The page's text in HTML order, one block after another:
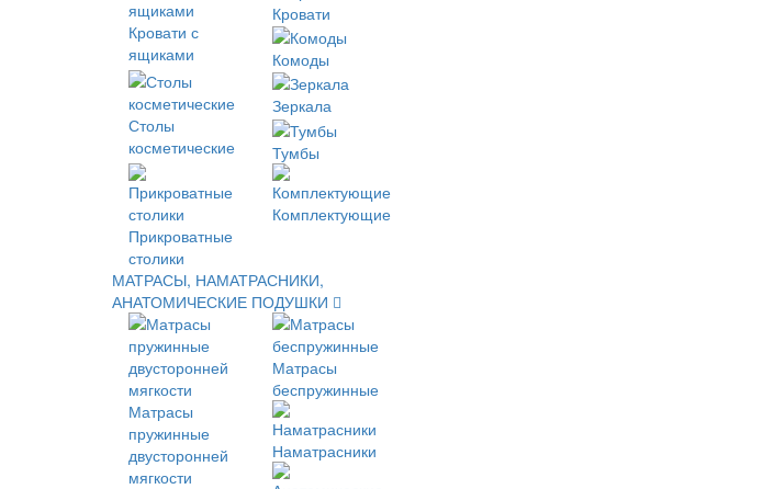
Кровати с
ящиками
Кровати
Комоды
Столы
косметические
Зеркала
Тумбы
Прикроватные
столики
Комплектующие
МАТРАСЫ, НАМАТРАСНИКИ,
АНАТОМИЧЕСКИЕ ПОДУШКИ
Матрасы
пружинные
двусторонней
мягкости
Матрасы
беспружинные
Наматрасники